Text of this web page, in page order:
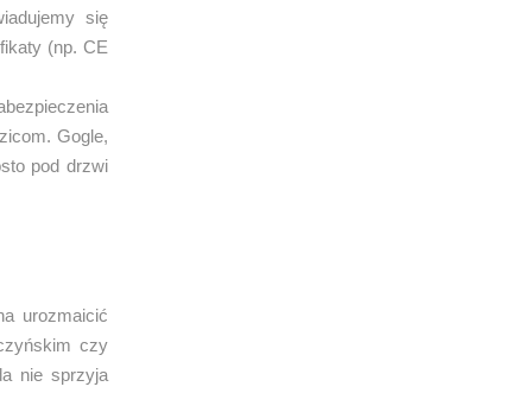
się
(np. CE
Gogle,
pod drzwi
urozmaicić
czy
nie sprzyja